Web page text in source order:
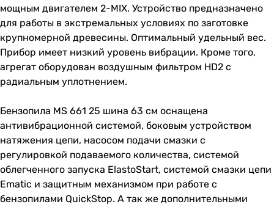
мощным двигателем 2-MIX. Устройство предназначено
для работы в экстремальных условиях по заготовке
крупномерной древесины. Оптимальный удельный вес.
Прибор имеет низкий уровень вибрации. Кроме того,
агрегат оборудован воздушным фильтром HD2 с
радиальным уплотнением.
Бензопила MS 661 25 шина 63 см оснащена
антивибрационной системой, боковым устройством
натяжения цепи, насосом подачи смазки с
регулировкой подаваемого количества, системой
облегченного запуска ElastoStart, системой смазки цепи
Ematic и защитным механизмом при работе с
бензопилами QuickStop. А так же дополнительными